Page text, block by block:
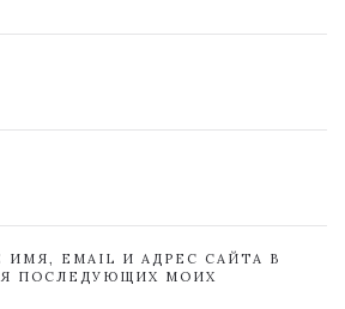
EMAIL И АДРЕС САЙТА В
ПОСЛЕДУЮЩИХ МОИХ